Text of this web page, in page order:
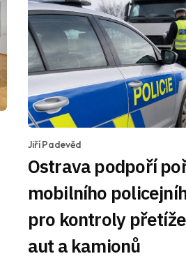
Jiří Padevěd
Ostrava podpoří
mobilního
pro kontroly
aut a kamionů